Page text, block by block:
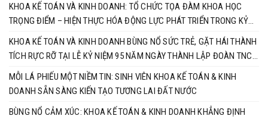
KHOA KẾ TOÁN VÀ KINH DOANH: TỔ CHỨC TỌA ĐÀM KHOA HỌC
TRỌNG ĐIỂM – HIỆN THỰC HÓA ĐỘNG LỰC PHÁT TRIỂN TRONG KỶ
NGUYÊN MỚI
KHOA KẾ TOÁN VÀ KINH DOANH BÙNG NỔ SỨC TRẺ, GẶT HÁI THÀNH
TÍCH RỰC RỠ TẠI LỄ KỶ NIỆM 95 NĂM NGÀY THÀNH LẬP ĐOÀN TNCS
HỒ CHÍ MINH
MỖI LÁ PHIẾU MỘT NIỀM TIN: SINH VIÊN KHOA KẾ TOÁN & KINH
DOANH SẴN SÀNG KIẾN TẠO TƯƠNG LAI ĐẤT NƯỚC
BÙNG NỔ CẢM XÚC: KHOA KẾ TOÁN & KINH DOANH KHẲNG ĐỊNH